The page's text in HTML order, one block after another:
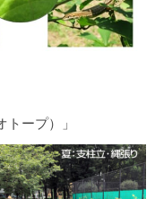
トープ）」